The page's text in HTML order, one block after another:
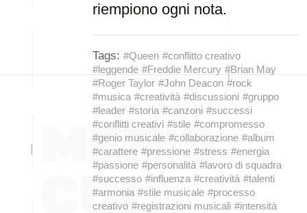
riempiono ogni nota.
Tags: #Queen #conflitto creativo
#leggende #Freddie Mercury #Brian May
#Roger Taylor #John Deacon #rock
#musica #creatività #discussioni #gruppo
#leader #storia #canzoni #successi
#conflitti creativi #stile #compromesso
#genio musicale #collaborazione #album
#carattere #pressione #stress #energia
#passione #personalità #lavoro di squadra
#successo #influenza #creatività #talenti
#armonia #stile musicale #processo
creativo #registrazioni musicali #intensità